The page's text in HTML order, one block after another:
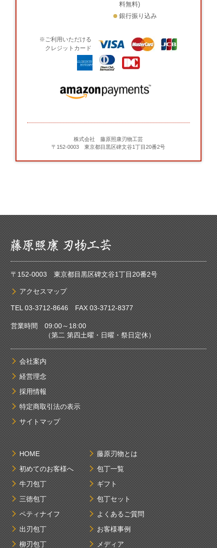
料無料)
銀行振り込み
※ご利用いただける
クレジットカード
株式会社 藤原照康刃物工芸
〒152-0003 東京都目黒区碑文谷1丁目20番2号
〒152-0003 東京都目黒区碑文谷1丁目20番2号
アクセスマップ
TEL03-3712-8646FAX 03-3712-8377
営業時間 09:00～18:00
（第二 第四土曜・日曜・祭日定休）
会社案内
経営理念
採用情報
特定商取引法の表示
サイトマップ
HOME
初めてのお客様へ
牛刀包丁
三徳包丁
ペティナイフ
出刃包丁
柳刃包丁
藤原刃物とは
包丁一覧
ギフト
包丁セット
よくあるご質問
お客様事例
メディア